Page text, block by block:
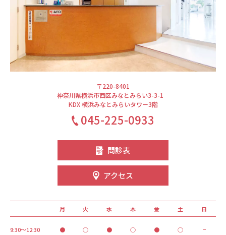
〒220-8401
神奈川県横浜市西区みなとみらい3-3-1
KDX 横浜みなとみらいタワー3階
045-225-0933
問診表
アクセス
月 火 水 木 金 土 日
9:30～12:30 ● ○ ● ○ ● ○ −